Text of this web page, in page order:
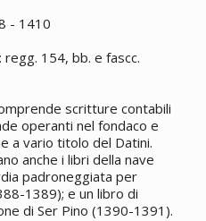
- 1410
154, bb. e fascc.
scritture contabili
operanti nel fondaco e
a vario titolo del Datini.
anche i libri della nave
padroneggiata per
1389); e un libro di
di Ser Pino (1390-1391).